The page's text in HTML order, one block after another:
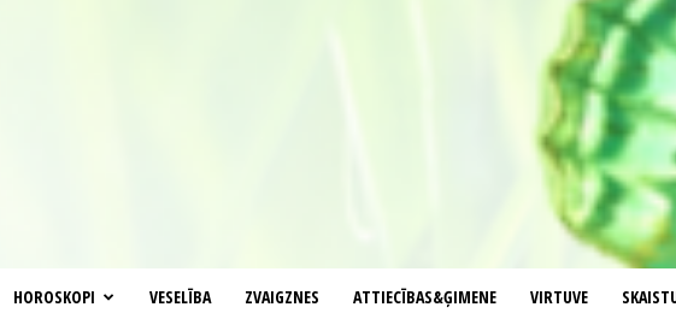
HOROSKOPI VESELĪBA ZVAIGZNES ATTIECĪBAS&ĢIMENE VIRTUVE